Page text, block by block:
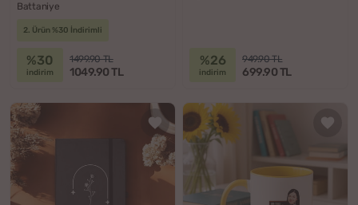
Battaniye
2. Ürün %30 İndirimli
%30
indirim
1499.90 TL
1049.90 TL
%26
indirim
949.90 TL
699.90 TL